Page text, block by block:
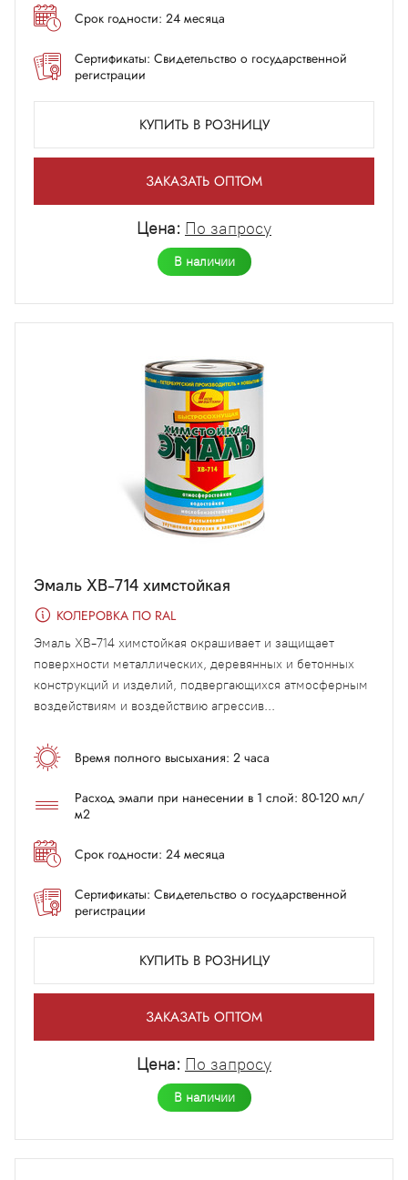
Срок годности: 24 месяца
Сертификаты: Свидетельство о государственной
регистрации
КУПИТЬ В РОЗНИЦУ
ЗАКАЗАТЬ ОПТОМ
Цена: По запросу
В наличии
Эмаль ХВ-714 химстойкая
КОЛЕРОВКА ПО RAL
Эмаль ХВ-714 химстойкая окрашивает и защищает
поверхности металлических, деревянных и бетонных
конструкций и изделий, подвергающихся атмосферным
воздействиям и воздействию агрессив...
Время полного высыхания: 2 часа
Расход эмали при нанесении в 1 слой: 80-120 мл/
м2
Срок годности: 24 месяца
Сертификаты: Свидетельство о государственной
регистрации
КУПИТЬ В РОЗНИЦУ
ЗАКАЗАТЬ ОПТОМ
Цена: По запросу
В наличии